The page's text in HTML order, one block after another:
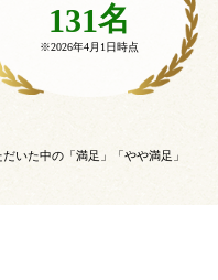
131名
※2026年4月1日時点
いた中の「満足」「やや満足」